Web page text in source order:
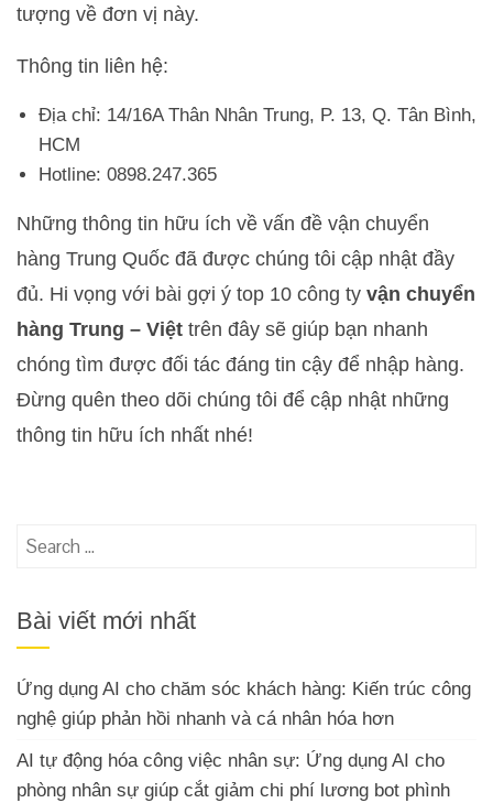
tượng về đơn vị này.
Thông tin liên hệ:
Địa chỉ: 14/16A Thân Nhân Trung, P. 13, Q. Tân Bình,
HCM
Hotline: 0898.247.365
Những thông tin hữu ích về vấn đề vận chuyển
hàng Trung Quốc đã được chúng tôi cập nhật đầy
đủ. Hi vọng với bài gợi ý top 10 công ty vận chuyển
hàng Trung – Việt trên đây sẽ giúp bạn nhanh
chóng tìm được đối tác đáng tin cậy để nhập hàng.
Đừng quên theo dõi chúng tôi để cập nhật những
thông tin hữu ích nhất nhé!
Search
Bài viết mới nhất
Ứng dụng AI cho chăm sóc khách hàng: Kiến trúc công
nghệ giúp phản hồi nhanh và cá nhân hóa hơn
AI tự động hóa công việc nhân sự: Ứng dụng AI cho
phòng nhân sự giúp cắt giảm chi phí lương bot phình